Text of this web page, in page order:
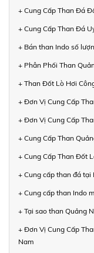
+ Cung Cấp Than Đá
+ Cung Cấp Than Đá
+ Bán than Indo số
+ Phân Phối Than
+ Than Đốt Lò Hơi
+ Đơn Vị Cung Cấp
+ Đơn Vị Cung Cấp
+ Cung Cấp Than
+ Cung Cấp Than Đốt
+ Cung cấp than đá
+ Cung cấp than Indo
+ Tại sao than Quảng
+ Đơn Vị Cung Cấp
Nam